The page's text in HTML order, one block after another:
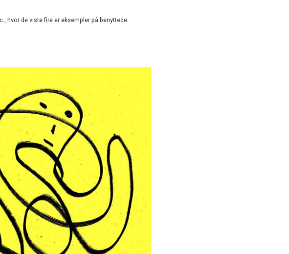
hvor de viste fire er eksempler på benyttede